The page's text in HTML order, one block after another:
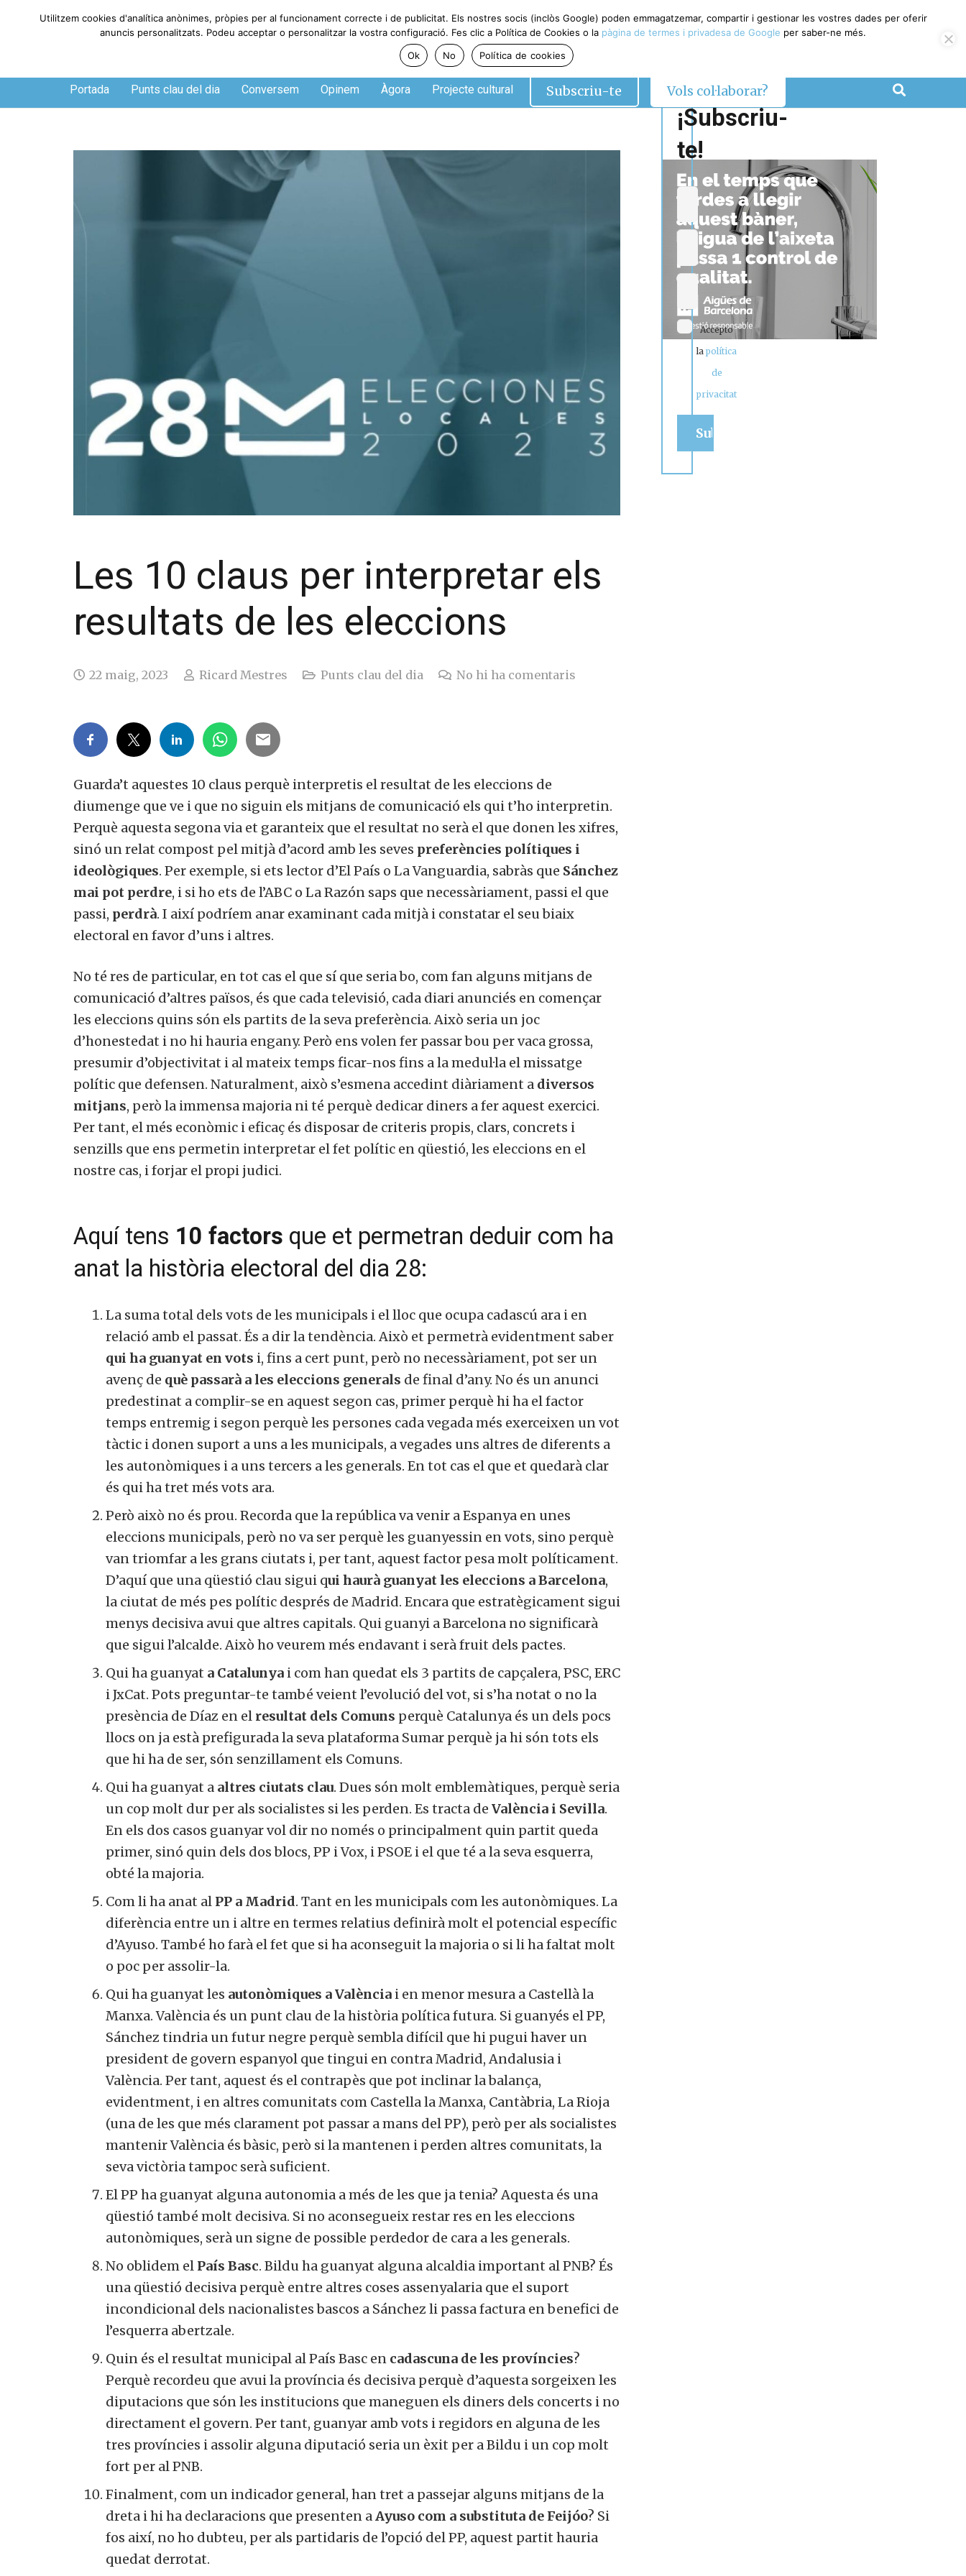
Diumenge, 9 de agosto de 2026
Portada Punts clau del dia Conversem Opinem Àgora Projecte cultural Subscriu-te Vols col·laborar?
Les 10 claus per interpretar els
resultats de les eleccions
22 maig, 2023 Ricard Mestres Punts clau del dia No hi ha comentaris
Guarda’t aquestes 10 claus perquè interpretis el resultat de les eleccions de
diumenge que ve i que no siguin els mitjans de comunicació els qui t’ho interpretin.
Perquè aquesta segona via et garanteix que el resultat no serà el que donen les xifres,
sinó un relat compost pel mitjà d’acord amb les seves preferències polítiques i
ideològiques. Per exemple, si ets lector d’El País o La Vanguardia, sabràs que Sánchez
mai pot perdre, i si ho ets de l’ABC o La Razón saps que necessàriament, passi el que
passi, perdrà. I així podríem anar examinant cada mitjà i constatar el seu biaix
electoral en favor d’uns i altres.
No té res de particular, en tot cas el que sí que seria bo, com fan alguns mitjans de
comunicació d’altres països, és que cada televisió, cada diari anunciés en començar
les eleccions quins són els partits de la seva preferència. Això seria un joc
d’honestedat i no hi hauria engany. Però ens volen fer passar bou per vaca grossa,
presumir d’objectivitat i al mateix temps ficar-nos fins a la medul·la el missatge
polític que defensen. Naturalment, això s’esmena accedint diàriament a diversos
mitjans, però la immensa majoria ni té perquè dedicar diners a fer aquest exercici.
Per tant, el més econòmic i eficaç és disposar de criteris propis, clars, concrets i
senzills que ens permetin interpretar el fet polític en qüestió, les eleccions en el
nostre cas, i forjar el propi judici.
Aquí tens 10 factors que et permetran deduir com ha
anat la història electoral del dia 28:
La suma total dels vots de les municipals i el lloc que ocupa cadascú ara i en
relació amb el passat. És a dir la tendència. Això et permetrà evidentment saber
qui ha guanyat en vots i, fins a cert punt, però no necessàriament, pot ser un
avenç de què passarà a les eleccions generals de final d’any. No és un anunci
predestinat a complir-se en aquest segon cas, primer perquè hi ha el factor
temps entremig i segon perquè les persones cada vegada més exerceixen un vot
tàctic i donen suport a uns a les municipals, a vegades uns altres de diferents a
les autonòmiques i a uns tercers a les generals. En tot cas el que et quedarà clar
és qui ha tret més vots ara.
Però això no és prou. Recorda que la república va venir a Espanya en unes
eleccions municipals, però no va ser perquè les guanyessin en vots, sino perquè
van triomfar a les grans ciutats i, per tant, aquest factor pesa molt políticament.
D’aquí que una qüestió clau sigui qui haurà guanyat les eleccions a Barcelona,
la ciutat de més pes polític després de Madrid. Encara que estratègicament sigui
menys decisiva avui que altres capitals. Qui guanyi a Barcelona no significarà
que sigui l’alcalde. Això ho veurem més endavant i serà fruit dels pactes.
Qui ha guanyat a Catalunya i com han quedat els 3 partits de capçalera, PSC, ERC
i JxCat. Pots preguntar-te també veient l’evolució del vot, si s’ha notat o no la
presència de Díaz en el resultat dels Comuns perquè Catalunya és un dels pocs
llocs on ja està prefigurada la seva plataforma Sumar perquè ja hi són tots els
que hi ha de ser, són senzillament els Comuns.
Qui ha guanyat a altres ciutats clau. Dues són molt emblemàtiques, perquè seria
un cop molt dur per als socialistes si les perden. Es tracta de València i Sevilla.
En els dos casos guanyar vol dir no només o principalment quin partit queda
primer, sinó quin dels dos blocs, PP i Vox, i PSOE i el que té a la seva esquerra,
obté la majoria.
Com li ha anat al PP a Madrid. Tant en les municipals com les autonòmiques. La
diferència entre un i altre en termes relatius definirà molt el potencial específic
d’Ayuso. També ho farà el fet que si ha aconseguit la majoria o si li ha faltat molt
o poc per assolir-la.
Qui ha guanyat les autonòmiques a València i en menor mesura a Castellà la
Manxa. València és un punt clau de la història política futura. Si guanyés el PP,
Sánchez tindria un futur negre perquè sembla difícil que hi pugui haver un
president de govern espanyol que tingui en contra Madrid, Andalusia i
València. Per tant, aquest és el contrapès que pot inclinar la balança,
evidentment, i en altres comunitats com Castella la Manxa, Cantàbria, La Rioja
(una de les que més clarament pot passar a mans del PP), però per als socialistes
mantenir València és bàsic, però si la mantenen i perden altres comunitats, la
seva victòria tampoc serà suficient.
El PP ha guanyat alguna autonomia a més de les que ja tenia? Aquesta és una
qüestió també molt decisiva. Si no aconsegueix restar res en les eleccions
autonòmiques, serà un signe de possible perdedor de cara a les generals.
No oblidem el País Basc. Bildu ha guanyat alguna alcaldia important al PNB? És
una qüestió decisiva perquè entre altres coses assenyalaria que el suport
incondicional dels nacionalistes bascos a Sánchez li passa factura en benefici de
l’esquerra abertzale.
Quin és el resultat municipal al País Basc en cadascuna de les províncies?
Perquè recordeu que avui la província és decisiva perquè d’aquesta sorgeixen les
diputacions que són les institucions que maneguen els diners dels concerts i no
directament el govern. Per tant, guanyar amb vots i regidors en alguna de les
tres províncies i assolir alguna diputació seria un èxit per a Bildu i un cop molt
fort per al PNB.
Finalment, com un indicador general, han tret a passejar alguns mitjans de la
dreta i hi ha declaracions que presenten aAyuso com a substituta de Feijóo? Si
fos així, no ho dubteu, per als partidaris de l’opció del PP, aquest partit hauria
quedat derrotat.
¡Subscriu-
te!
Accepto
lapolítica
de
privacitat
Utilitzem cookies d'analítica anònimes, pròpies per al funcionament correcte i de publicitat. Els nostres socis (inclòs Google) poden emmagatzemar, compartir i gestionar les vostres dades per oferir
anuncis personalitzats. Podeu acceptar o personalitzar la vostra configuració. Fes clic a Política de Cookies o la pàgina de termes i privadesa de Google per saber-ne més.
Ok
No Política de cookies